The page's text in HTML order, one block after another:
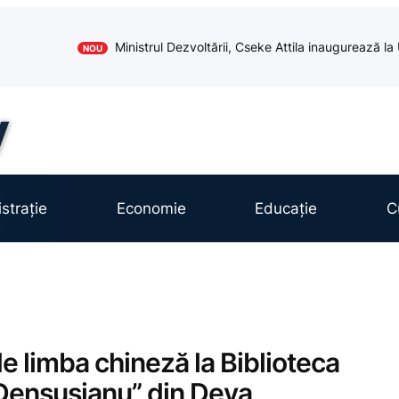
NOU Ministrul Dezvoltării, Cseke Attila inaugurează
Economie Educație
limba chineză la Biblioteca